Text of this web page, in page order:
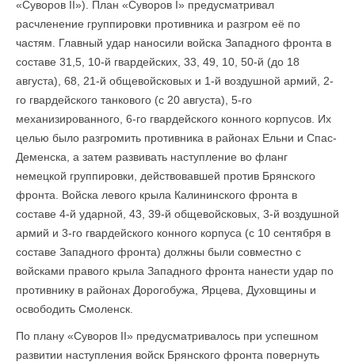
«Суворов II»). План «Суворов I» предусматривал
расчленение группировки противника и разгром её по
частям. Главный удар наносили войска Западного фронта в
составе 31,5, 10-й гвардейских, 33, 49, 10, 50-й (до 18
августа), 68, 21-й общевойсковых и 1-й воздушной армий, 2-
го гвардейского танкового (с 20 августа), 5-го
механизированного, 6-го гвардейского конного корпусов. Их
целью было разгромить противника в районах Ельни и Спас-
Деменска, а затем развивать наступление во фланг
немецкой группировки, действовавшей против Брянского
фронта. Войска левого крыла Калининского фронта в
составе 4-й ударной, 43, 39-й общевойсковых, 3-й воздушной
армий и 3-го гвардейского конного корпуса (с 10 сентября в
составе Западного фронта) должны были совместно с
войсками правого крыла Западного фронта нанести удар по
противнику в районах Дорогобужа, Ярцева, Духовщины и
освободить Смоленск.
По плану «Суворов II» предусматривалось при успешном
развитии наступления войск Брянского фронта повернуть